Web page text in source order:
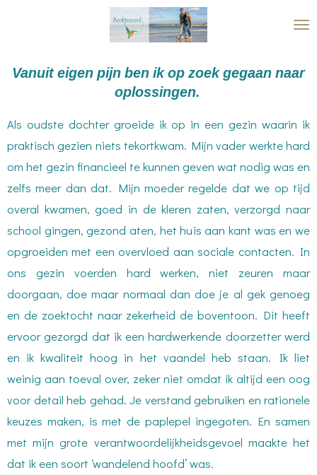
de
Vanuit eigen pijn ben ik op zoek gegaan naar
oplossingen.
Als oudste dochter groeide ik op in een gezin waarin ik
praktisch gezien niets tekortkwam. Mijn vader werkte hard
om het gezin financieel te kunnen geven wat nodig was en
zelfs meer dan dat. Mijn moeder regelde dat we op tijd
overal kwamen, goed in de kleren zaten, verzorgd naar
school gingen, gezond aten, het huis aan kant was en we
opgroeiden met een overvloed aan sociale contacten. In
ons gezin voerden hard werken, niet zeuren maar
doorgaan, doe maar normaal dan doe je al gek genoeg
en de zoektocht naar zekerheid de boventoon. Dit heeft
ervoor gezorgd dat ik een hardwerkende doorzetter werd
en ik kwaliteit hoog in het vaandel heb staan. Ik liet
weinig aan toeval over, zeker niet omdat ik altijd een oog
voor detail heb gehad. Je verstand gebruiken en rationele
keuzes maken, is met de paplepel ingegoten. En samen
met mijn grote verantwoordelijkheidsgevoel maakte het
dat ik een soort ‘wandelend hoofd’ was.